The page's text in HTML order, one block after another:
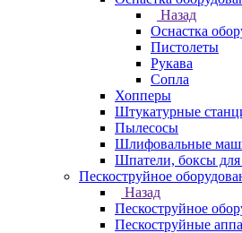
Назад
Оснастка
Пистолеты
Рукава
Сопла
Хопперы
Штукатурные
Пылесосы
Шлифовальные
Шпатели, боксы
Пескоструйное
Назад
Пескоструйное
Пескоструйные